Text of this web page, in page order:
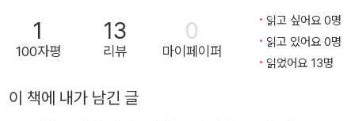
으로 출근해 박씨 아저씨의 일을 돕는다. 조선 노비였던 아
버지는 용남이 어렸을 때 블라디보스토크 항에서 배에 물건
을 싣는 일을 하다가 추락사했다. 끝까지 시신을 찾지 못했
기에 어딘가에 살아계실지도 모른다고 생각하면서도 얼마
1
100자평
13
리뷰
0
마이페이퍼
읽고 싶어요 0명
읽고 있어요 0명
읽었어요 13명
이 책에 내가 남긴 글